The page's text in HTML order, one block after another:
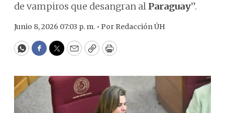
de vampiros que desangran al Paraguay”.
Junio 8, 2026 07:03 p. m. • Por Redacción ÚH
WhatsApp
Facebook
Twitter
EmailCopyPrint